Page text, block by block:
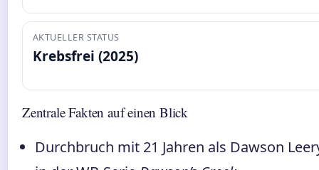
AKTUELLER STATUS
Krebsfrei (2025)
Zentrale Fakten auf einen Blick
Durchbruch mit 21 Jahren als Dawson